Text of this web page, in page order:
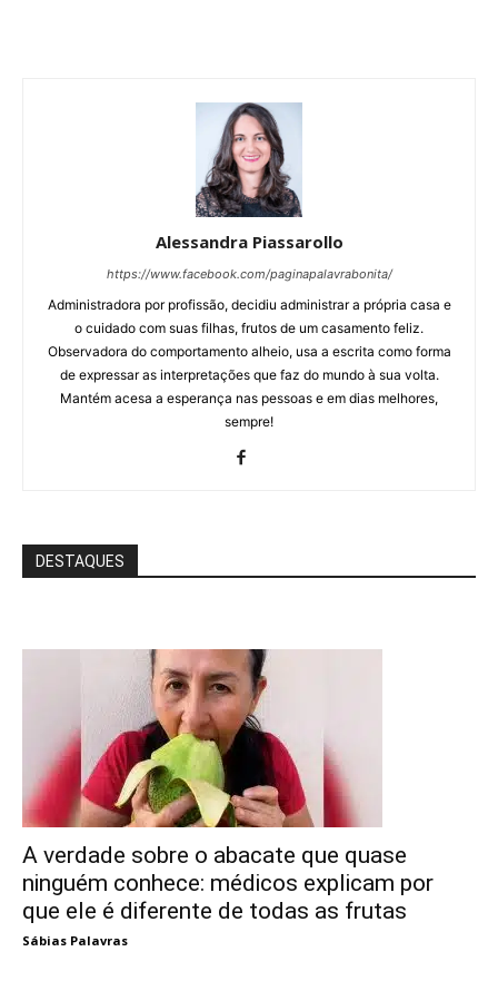
Alessandra Piassarollo
https://www.facebook.com/paginapalavrabonita/
Administradora por profissão, decidiu administrar a própria casa e
o cuidado com suas filhas, frutos de um casamento feliz.
Observadora do comportamento alheio, usa a escrita como forma
de expressar as interpretações que faz do mundo à sua volta.
Mantém acesa a esperança nas pessoas e em dias melhores,
sempre!
DESTAQUES
A verdade sobre o abacate que quase
ninguém conhece: médicos explicam por
que ele é diferente de todas as frutas
Sábias Palavras